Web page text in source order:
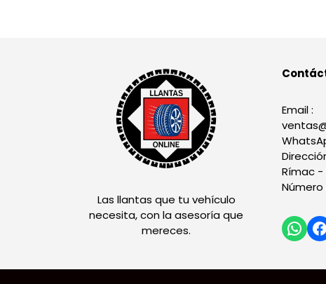
Las llantas que tu vehículo
necesita, con la asesoría que
mereces.
Email :
Rímac -
Número